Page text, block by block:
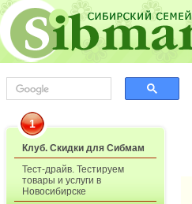
1
Клуб. Скидки для Сибмам
Тест-драйв. Тестируем
товары и услуги в
Новосибирске